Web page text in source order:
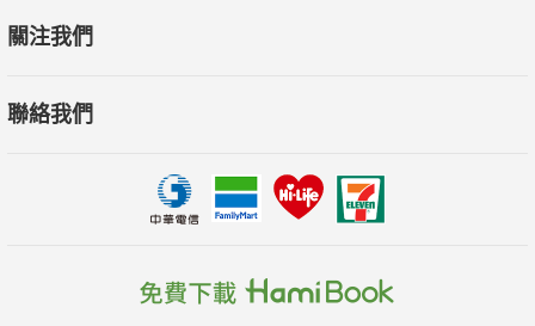
關注我們
聯絡我們